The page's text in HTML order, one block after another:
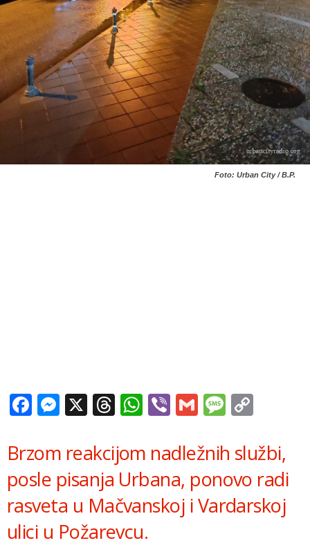
Foto: Urban City / B.P.
Facebook
Messenger
X Threads
WhatsApp
ViberGmail
Brzom reakcijom nadležnih službi,
posle pisanja Urbana, ponovo radi
rasveta u Mačvanskoj i Vardarskoj
ulici u Požarevcu.